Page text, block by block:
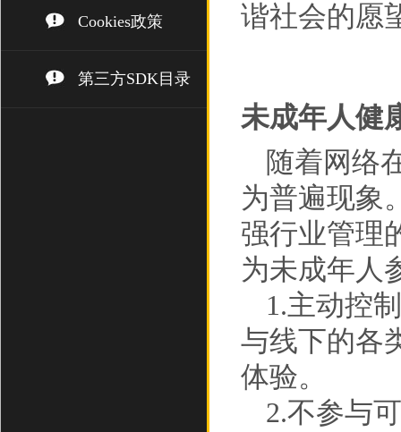
Cookies政策
第三方SDK目录
谐社会的愿
未成年人健
随着网络
为普遍现象
强行业管理
为未成年人
1.主动控
与线下的各
体验。
2.不参与